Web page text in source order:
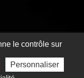
-Gestion des cookies
son site internet
le contrôle sur
Personnaliser